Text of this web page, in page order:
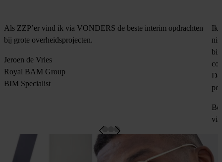
Als ZZP’er vind ik via VONDERS de beste interim opdrachten
bij grote overheidsprojecten.
Jeroen de Vries
Royal BAM Group
BIM Specialist
Ik